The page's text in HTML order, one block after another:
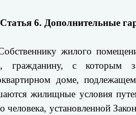
Статья 6. Дополнительные
жилого
гражданину, с которым
доме,
жилищные условия
человека, установленной